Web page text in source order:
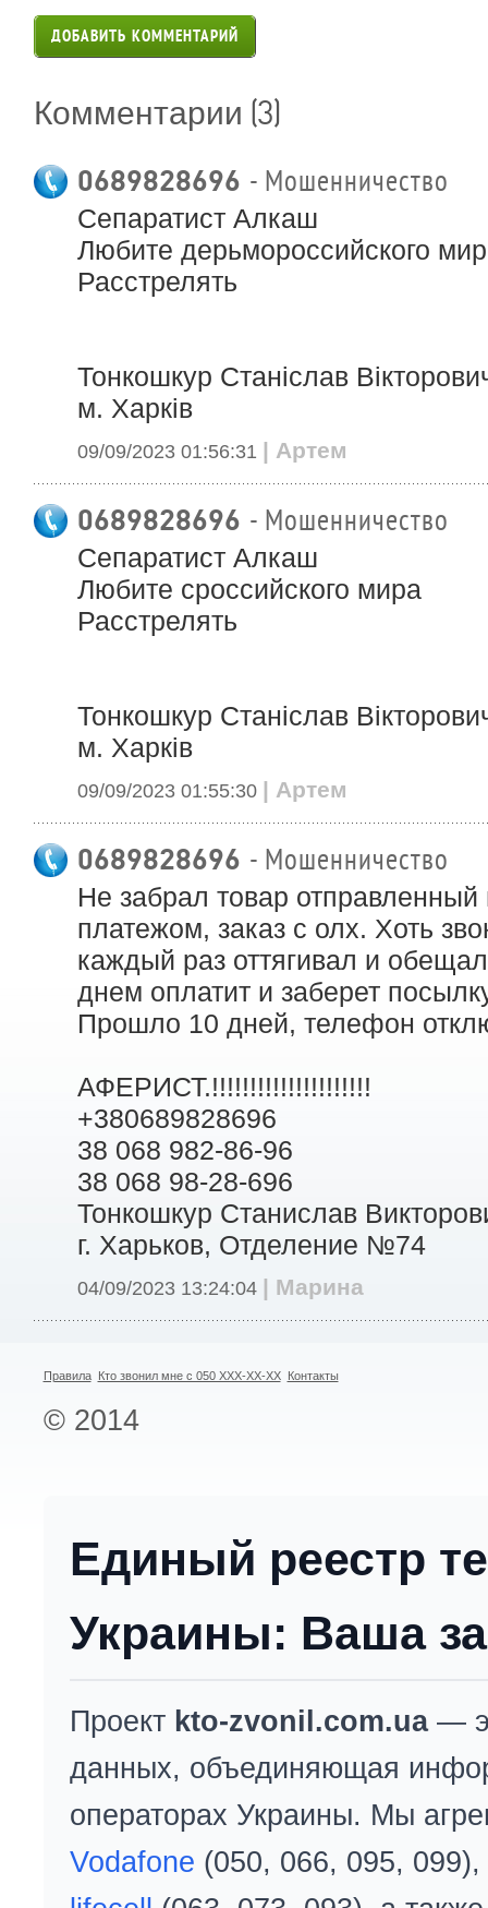
ДОБАВИТЬ КОММЕНТАРИЙ
Комментарии (3)
0689828696 - Мошенничество
Сепаратист Алкаш
Любите дерьмороссийского
Расстрелять
Тонкошкур Станіслав
м. Харків
09/09/2023 01:56:31 | Артем
0689828696 - Мошенничество
Сепаратист Алкаш
Любите сроссийского мира
Расстрелять
Тонкошкур Станіслав
м. Харків
09/09/2023 01:55:30 | Артем
0689828696 - Мошенничество
Не забрал товар
платежом, заказ с олх. Хоть
каждый раз оттягивал и
днем оплатит и заберет
Прошло 10 дней, телефон
АФЕРИСТ.!!!!!!!!!!!!!!!!!!!!!
+380689828696
38 068 982-86-96
38 068 98-28-696
Тонкошкур Станислав
г. Харьков, Отделение №74
04/09/2023 13:24:04 | Марина
Правила Кто звонил мне с 050 XXX-XX-XX Контакты
© 2014
Единый реестр
Украины: Ваша
Проект kto-zvonil.com.ua—
данных, объединяющая
операторах Украины. Мы
Vodafone (050, 066, 095, 099),